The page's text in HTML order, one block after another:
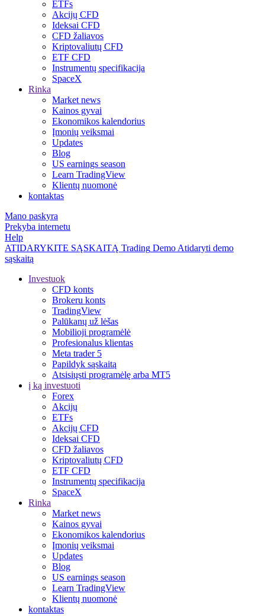
ETFs
Akcijų CFD
Ideksai CFD
CFD žaliavos
Kriptovaliutų CFD
ETF CFD
Instrumentų specifikacija
SpaceX
Rinka
Market news
Kainos gyvai
Ekonomikos kalendorius
Įmonių veiksmai
Updates
Blog
US earnings season
Learn TradingView
Klientų nuomonė
kontaktas
Mano paskyra
Prekyba internetu
Help
ATIDARYKITE SĄSKAITĄ Trading Demo Atidaryti demo
sąskaitą
Investuok
CFD konts
Brokeru konts
TradingView
Palūkanų už lėšas
Mobilioji programėlė
Profesionalus klientas
Meta trader 5
Papildyk sąskaitą
Atsisiųsti programėlę arba MT5
į ką investuoti
Forex
Akcijų
ETFs
Akcijų CFD
Ideksai CFD
CFD žaliavos
Kriptovaliutų CFD
ETF CFD
Instrumentų specifikacija
SpaceX
Rinka
Market news
Kainos gyvai
Ekonomikos kalendorius
Įmonių veiksmai
Updates
Blog
US earnings season
Learn TradingView
Klientų nuomonė
kontaktas